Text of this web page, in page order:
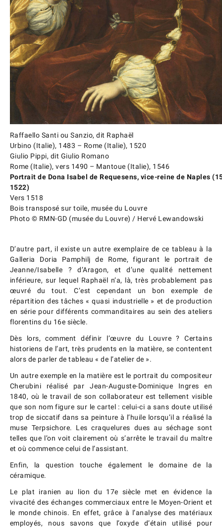
Raffaello Santi ou Sanzio, dit Raphaël
Urbino (Italie), 1483 – Rome (Italie), 1520
Giulio Pippi, dit Giulio Romano
Rome (Italie), vers 1490 – Mantoue (Italie), 1546
Portrait de Dona Isabel de Requesens, vice-reine de Naples
1522)
Vers 1518
Bois transposé sur toile, musée du Louvre
Photo © RMN-GD (musée du Louvre) / Hervé Lewandowski
D’autre part, il existe un autre exemplaire de ce tableau à la
Galleria Doria Pamphilj de Rome, figurant le portrait de
Jeanne/Isabelle ? d’Aragon, et d’une qualité nettement
inférieure, sur lequel Raphaël n’a, là, très probablement pas
œuvré du tout. C’est cependant un bon exemple de
répartition des tâches « quasi industrielle » et de production
en série pour différents commanditaires au sein des ateliers
florentins du 16e siècle.
Dès lors, comment définir l’œuvre du Louvre ? Certains
historiens de l’art, très prudents en la matière, se contentent
alors de parler de tableau « de l’atelier de ».
Un autre exemple en la matière est le portrait du compositeur
Cherubini réalisé par Jean-Auguste-Dominique Ingres en
1840, où le travail de son collaborateur est tellement visible
que son nom figure sur le cartel : celui-ci a sans doute utilisé
trop de siccatif dans sa peinture à l’huile lorsqu’il a réalisé la
muse Terpsichore. Les craquelures dues au séchage sont
telles que l’on voit clairement où s’arrête le travail du maître
et où commence celui de l’assistant.
Enfin, la question touche également le domaine de la
céramique.
Le plat iranien au lion du 17e siècle met en évidence la
vivacité des échanges commerciaux entre le Moyen-Orient et
le monde chinois. En effet, grâce à l’analyse des matériaux
employés, nous savons que l’oxyde d’étain utilisé pour